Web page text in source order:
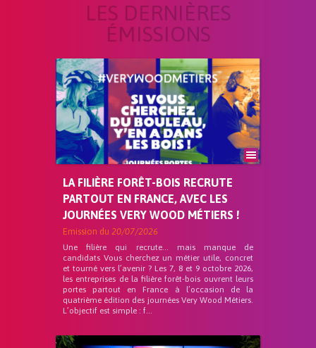
LES DERNIÈRES
ÉMISSIONS
LA FILIÈRE FORÊT-BOIS RECRUTE
PARTOUT EN FRANCE, AVEC LES
JOURNÉES VERY WOOD MÉTIERS !
Emission du 20/07/2026
Une filière qui recrute… mais manque de
candidats Vous cherchez un métier utile, concret
et tourné vers l’avenir ? Les 7, 8 et 9 octobre 2026,
les entreprises de la filière forêt-bois ouvrent leurs
portes partout en France à l’occasion de la
quatrième édition des journées Very Wood Métiers.
L’objectif est simple : f...